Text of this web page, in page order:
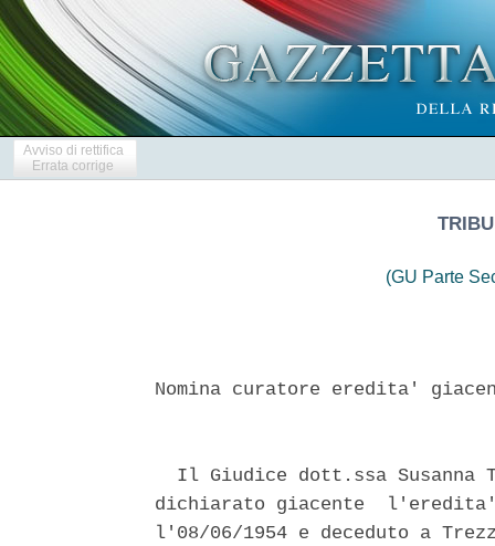
Avviso di rettifica
Errata corrige
(GU Parte
Nomina curatore eredita'
Il Giudice dott.ssa Susanna
dichiarato giacente
l'08/06/1954 e deceduto a